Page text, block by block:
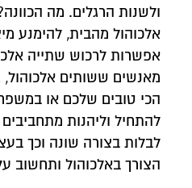
ולשנות הרגלים. מה
אלכוהול מהבית, להימנע
אפשרות לרכוש שתייה
מאנשים ששותים
הכי טובים שלכם או
להתחיל וליהנות
לבלות בצורה שונה וכך
הצורך באלכוהול ותחשוב